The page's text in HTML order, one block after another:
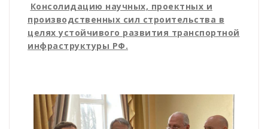
Консолидацию научных, проектных и
производственных сил строительства в
целях устойчивого развития транспортной
инфраструктуры РФ.